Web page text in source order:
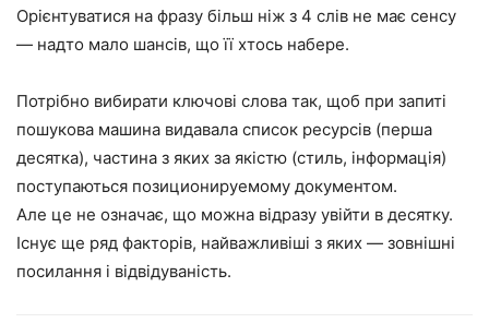
Орієнтуватися на фразу більш ніж з 4 слів не має сенсу
— надто мало шансів, що її хтось набере.
Потрібно вибирати ключові слова так, щоб при запиті
пошукова машина видавала список ресурсів (перша
десятка), частина з яких за якістю (стиль, інформація)
поступаються позиционируемому документом.
Але це не означає, що можна відразу увійти в десятку.
Існує ще ряд факторів, найважливіші з яких — зовнішні
посилання і відвідуваність.